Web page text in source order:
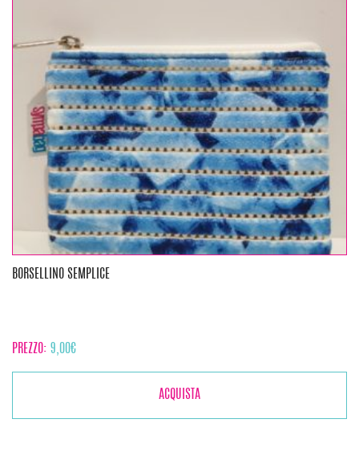
BORSELLINO SEMPLICE
PREZZO: 9,00€
ACQUISTA